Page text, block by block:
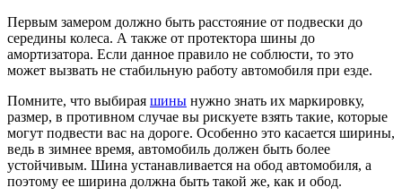
Первым замером должно быть расстояние от подвески до
середины колеса. А также от протектора шины до
амортизатора. Если данное правило не соблюсти, то это
может вызвать не стабильную работу автомобиля при езде.
Помните, что выбирая шины нужно знать их маркировку,
размер, в противном случае вы рискуете взять такие, которые
могут подвести вас на дороге. Особенно это касается ширины,
ведь в зимнее время, автомобиль должен быть более
устойчивым. Шина устанавливается на обод автомобиля, а
поэтому ее ширина должна быть такой же, как и обод.